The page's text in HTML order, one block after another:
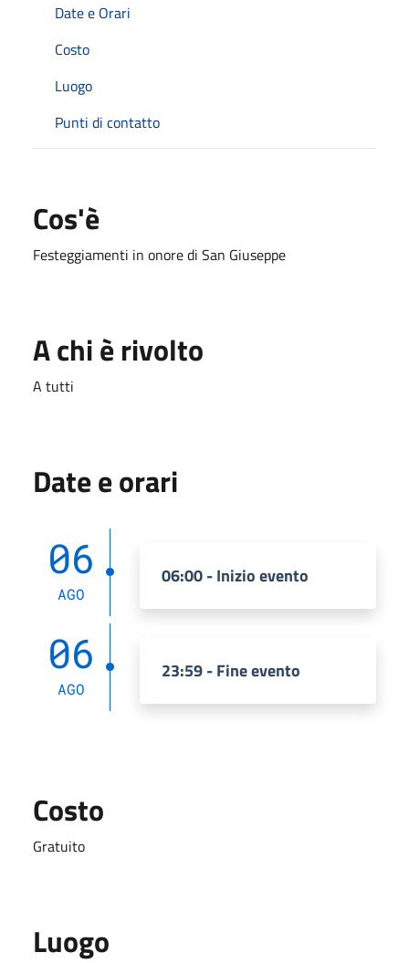
Date e Orari
Costo
Luogo
Punti di contatto
Cos'è
Festeggiamenti in onore di San Giuseppe
A chi è rivolto
A tutti
Date e orari
06
AGO
06:00 - Inizio evento
06
AGO
23:59 - Fine evento
Costo
Gratuito
Luogo